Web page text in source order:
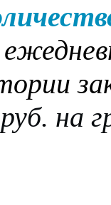
на